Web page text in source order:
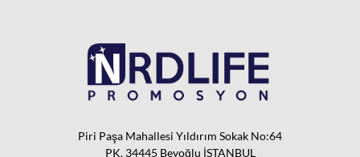
Piri Paşa Mahallesi Yıldırım Sokak No:64
PK. 34445 Beyoğlu İSTANBUL